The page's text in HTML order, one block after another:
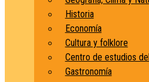
Historia
Economía
Cultura y folklore
Centro de estudios
Gastronomía